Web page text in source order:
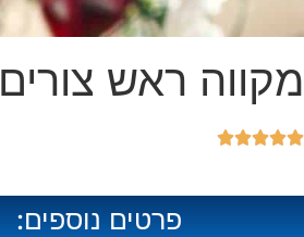
מקווה ראש צורים





פרטים נוספים: